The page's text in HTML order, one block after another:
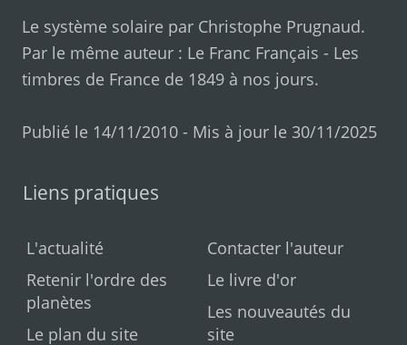
Le système solaire par Christophe Prugnaud.
Par le même auteur : Le Franc Français - Les
timbres de France de 1849 à nos jours.
Publié le 14/11/2010 - Mis à jour le 30/11/2025
Liens pratiques
L'actualité
Retenir l'ordre des
planètes
Le plan du site
Contacter l'auteur
Le livre d'or
Les nouveautés du
site